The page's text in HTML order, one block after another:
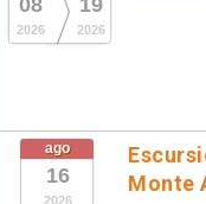
08
2026
19
2026
ago
16
2026
Monte